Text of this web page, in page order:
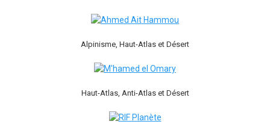
Alpinisme, Haut-Atlas et Désert
Haut-Atlas, Anti-Atlas et Désert